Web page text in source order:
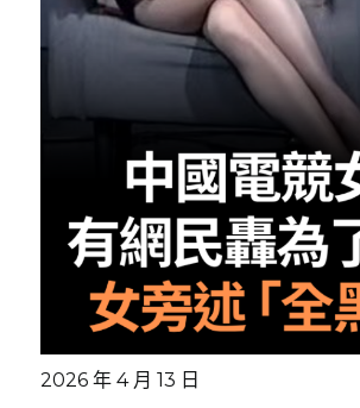
2026 年 4 月 13 日